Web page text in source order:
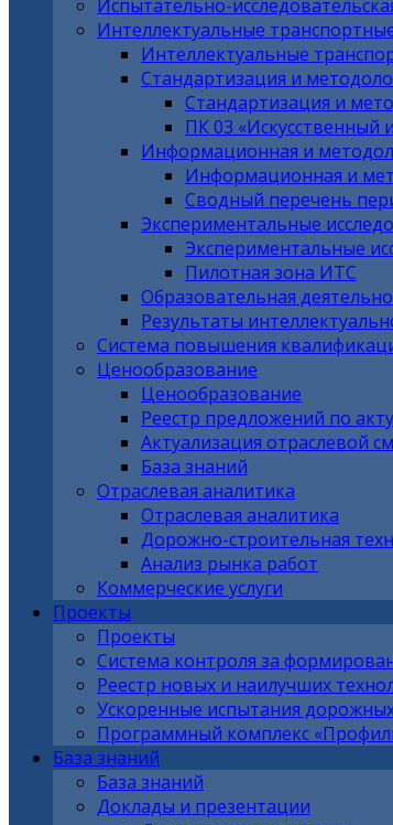
Испытательно-
Интеллектуальные
Интеллектуальные
Стандартизация и
Стандартизация и
ПК 03 «Искусственный
Информационная и
Информационная и
Сводный перечень
Экспериментальные
Экспериментальные
Пилотная зона ИТС
Образовательная
Результаты
Система повышения
Ценообразование
Ценообразование
Реестр предложений по
Актуализация отраслевой
База знаний
Отраслевая аналитика
Отраслевая аналитика
Дорожно-строительная
Анализ рынка работ
Коммерческие услуги
Проекты
Проекты
Система контроля за
Реестр новых и наилучших
Ускоренные испытания
Программный комплекс
База знаний
База знаний
Доклады и презентации